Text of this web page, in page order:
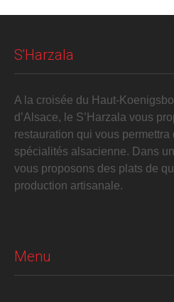
S'Harzala
A la croisée du Haut-
d’Alsace, le S’Harzala vous
restauration qui vous permettra
spécialités alsacienne. Dans
vous proposons des plats de
production artisanale.
Menu